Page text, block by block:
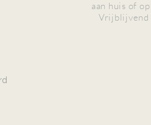
aan huis of
Vrijblijvend